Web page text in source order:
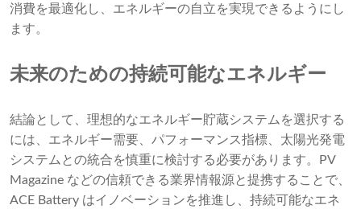
消費を最適化し、エネルギーの自立を実現できるようにし
ます。
未来のための持続可能なエネルギー
結論として、理想的なエネルギー貯蔵システムを選択する
には、エネルギー需要、パフォーマンス指標、太陽光発電
システムとの統合を慎重に検討する必要があります。PV
Magazine などの信頼できる業界情報源と提携することで、
ACE Battery はイノベーションを推進し、持続可能なエネ